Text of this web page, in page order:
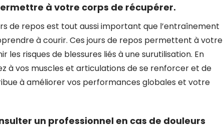
à votre corps de récupérer.
de repos est tout aussi important que l’entraînement
à courir. Ces jours de repos permettent à votre
risques de blessures liés à une surutilisation. En
à vos muscles et articulations de se renforcer et de
à améliorer vos performances globales et votre
un professionnel en cas de douleurs